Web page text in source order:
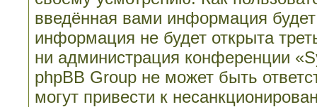
введённая вами информация
информация не будет открыта
ни администрация конференции
phpBB Group не может быть
могут привести к